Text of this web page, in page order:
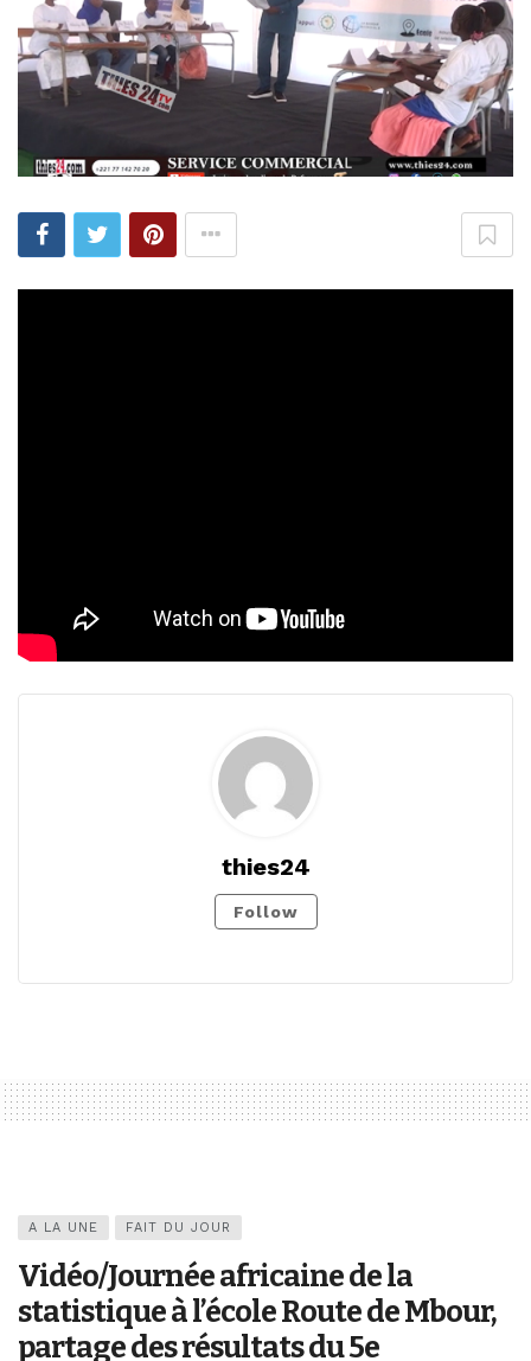
thies24
Follow
A LA UNE FAIT DU JOUR
Vidéo/Journée africaine de la
statistique à l’école Route de Mbour,
partage des résultats du 5e